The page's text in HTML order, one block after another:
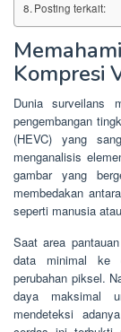
Posting terkait:
Kompresi
Dunia surveilans
pengembangan
(HEVC) yang
menganalisis
gambar yang
membedakan
seperti manusia
Saat area
data minimal ke
perubahan piksel.
daya maksimal
mendeteksi